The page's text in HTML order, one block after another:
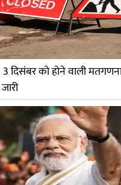
3 दिसंबर को होने वाली